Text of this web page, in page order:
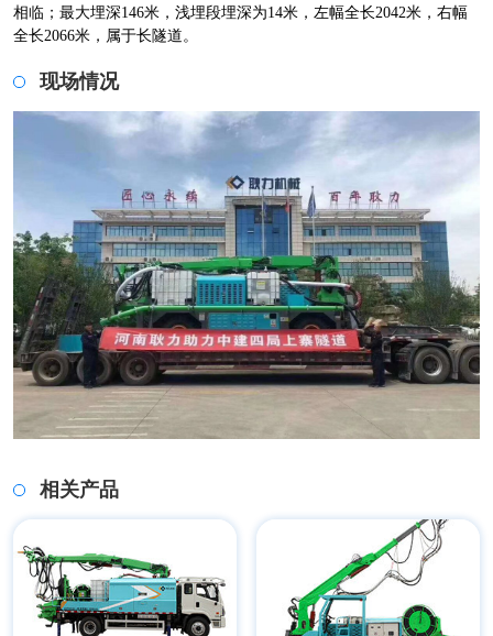
相临；最大埋深146米，浅埋段埋深为14米，左幅全长2042米，右幅
全长2066米，属于长隧道。
现场情况
相关产品